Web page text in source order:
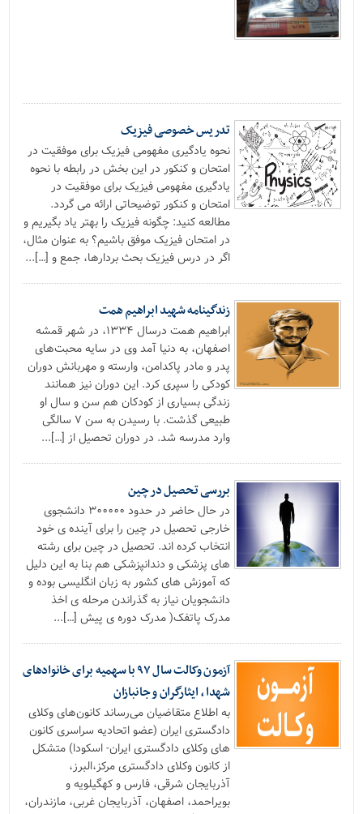
تدریس خصوصی فیزیک
نحوه یادگیری مفهومی فیزیک برای موفقیت در
امتحان و کنکور در این بخش در رابطه با نحوه
یادگیری مفهومی فیزیک برای موفقیت در
امتحان و کنکور توضیحاتی ارائه می گردد.
مطالعه کنید: چگونه فیزیک را بهتر یاد بگیریم و
در امتحان فیزیک موفق باشیم؟ به عنوان مثال،
اگر در درس فیزیک بحث بردارها، جمع و […]...
زندگینامه شهید ابراهیم همت
ابراهیم همت درسال ۱۳۳۴، در شهر قمشه
اصفهان، به دنیا آمد وی در سایه محبت‌های
پدر و مادر پاکدامن، وارسته و مهربانش دوران
کودکی را سپری کرد. این دوران نیز همانند
زندگی بسیاری از کودکان هم سن و سال او
طبیعی گذشت. با رسیدن به سن ۷ سالگی
وارد مدرسه شد. در دوران تحصیل از […]...
بررسی تحصیل در چین
در حال حاضر در حدود ۳۰۰۰۰۰ دانشجوی
خارجی تحصیل در چین را برای آینده ی خود
انتخاب کرده اند. تحصیل در چین برای رشته
های پزشکی و دندانپزشکی هم بنا به این دلیل
که آموزش های کشور به زبان انگلیسی بوده و
دانشجویان نیاز به گذراندن مرحله ی اخذ
مدرک پاتفک( مدرک دوره ی پیش […]...
آزمون وکالت سال ۹۷ با سهمیه برای خانوادهای
شهدا ، ایثارگران و جانبازان
به اطلاع متقاضیان می‌رساند کانون‌های وکلای
دادگستری ایران (عضو اتحادیه سراسری کانون
های وکلای دادگستری ایران- اسکودا) متشکل
از کانون وکلای دادگستری مرکز،البرز،
آذربایجان شرقی، فارس و کهگیلویه و
بویراحمد، اصفهان، آذربایجان غربی، مازندران،